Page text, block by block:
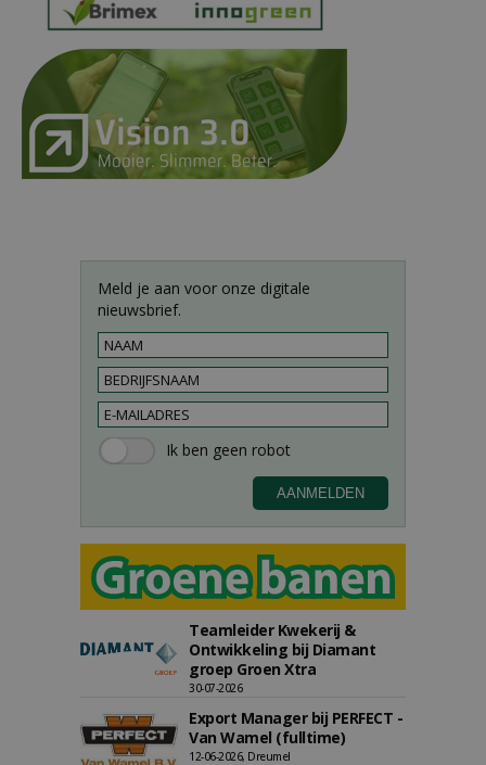
Meld je aan voor onze digitale
nieuwsbrief.
Teamleider Kwekerij &
Ontwikkeling bij Diamant
groep Groen Xtra
30-07-2026
Export Manager bij PERFECT -
Van Wamel (fulltime)
12-06-2026, Dreumel